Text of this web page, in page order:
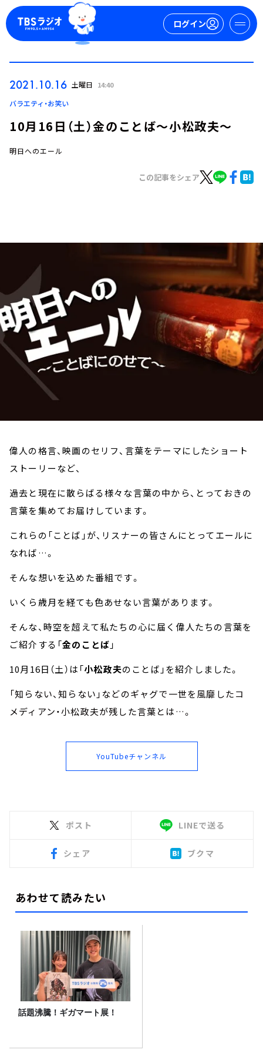
ログイン
ログイン
トピックス
お知らせ
イベント・グッズ
YouTube
会社情報
2021.10.16 土曜日 14:40
バラエティ・お笑い
10月16日（土）金のことば～小松政夫～
明日へのエール
この記事をシェア
偉人の格言、映画のセリフ、言葉をテーマにしたショート
ストーリーなど、
過去と現在に散らばる様々な言葉の中から、とっておきの
言葉を集めてお届けしています。
これらの「ことば」が、リスナーの皆さんにとってエールに
なれば…。
そんな想いを込めた番組です。
いくら歳月を経ても色あせない言葉があります。
そんな、時空を超えて私たちの心に届く偉人たちの言葉を
ご紹介する「金のことば 」
10月16日（土）は「小松政夫のことば」を紹介しました。
「知らない、知らない」などのギャグで一世を風靡したコ
メディアン・小松政夫が残した言葉とは…。
YouTubeチャンネル
ポスト LINEで送る
シェア ブクマ
あわせて読みたい
話題沸騰！ギガマート展！